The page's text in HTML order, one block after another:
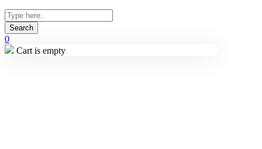
0
Cart is empty